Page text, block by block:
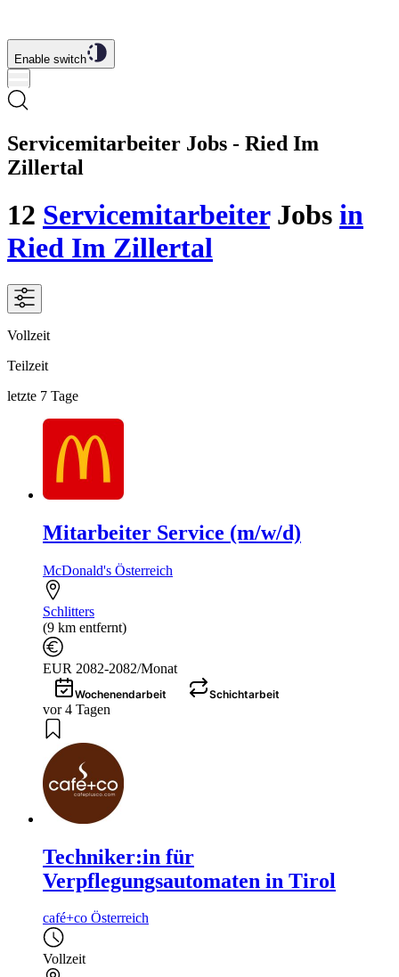
Enable switch
Servicemitarbeiter Jobs - Ried Im
Zillertal
12 ServicemitarbeiterJobs in
Ried Im Zillertal
Vollzeit
Teilzeit
letzte 7 Tage
Mitarbeiter Service (m/w/d)
McDonald's Österreich
Schlitters
(9 km entfernt)
EUR 2082-2082/Monat
Wochenendarbeit Schichtarbeit
vor 4 Tagen
Techniker:in für
Verpflegungsautomaten in Tirol
café+co Österreich
Vollzeit